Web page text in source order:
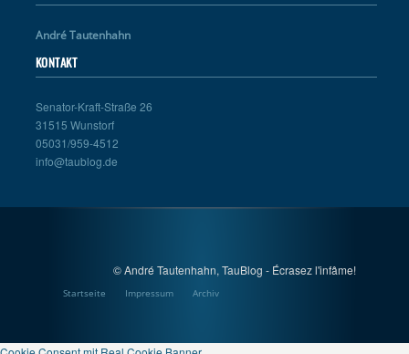
André Tautenhahn
KONTAKT
Senator-Kraft-Straße 26
31515 Wunstorf
05031/959-4512
info@taublog.de
© André Tautenhahn, TauBlog - Écrasez l'infâme!
Startseite Impressum Archiv